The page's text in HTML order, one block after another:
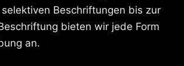
Beschriftungen bis zur
bieten wir jede Form
an.